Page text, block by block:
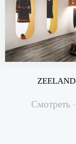
ZEELAND
Смотреть